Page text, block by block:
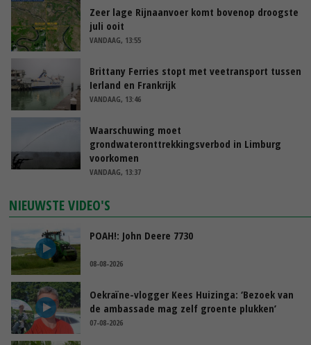
Zeer lage Rijnaanvoer komt bovenop droogste
juli ooit
VANDAAG, 13:55
Brittany Ferries stopt met veetransport tussen
Ierland en Frankrijk
VANDAAG, 13:46
Waarschuwing moet
grondwateronttrekkingsverbod in Limburg
voorkomen
VANDAAG, 13:37
NIEUWSTE VIDEO'S
POAH!: John Deere 7730
08-08-2026
Oekraïne-vlogger Kees Huizinga: ‘Bezoek van
de ambassade mag zelf groente plukken’
07-08-2026